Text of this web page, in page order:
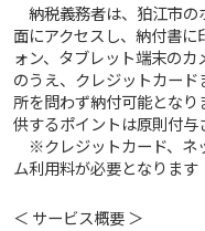
納税義務者は、狛江市の
面にアクセスし、納付書
ォン、タブレット端末の
のうえ、クレジットカー
所を問わず納付可能とな
供するポイントは原則付与
※クレジットカード、ネ
ム利用料が必要となります
＜ サービス概要 ＞